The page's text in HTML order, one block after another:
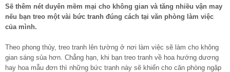
Sẽ thêm nét duyên mềm mại cho không gian và tăng nhiều vận may
nếu bạn treo một vài bức tranh đúng cách tại văn phòng làm việc
của mình.
Theo phong thủy, treo tranh lên tường ở nơi làm việc sẽ làm cho không
gian sáng sủa hơn. Chẳng hạn, khi bạn treo tranh về hoa hướng dương
hay hoa mẫu đơn thì những bức tranh này sẽ khiến cho căn phòng ngập